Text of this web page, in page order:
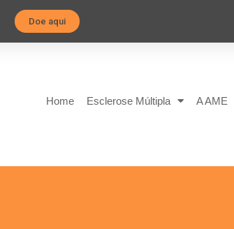
Doe aqui
Home Esclerose Múltipla A AME